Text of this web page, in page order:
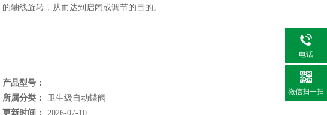
的轴线旋转，从而达到启闭或调节的目的。
产品型号：
所属分类：
卫生级自动蝶阀
更新时间：
2026-07-10
电话
微信扫一扫